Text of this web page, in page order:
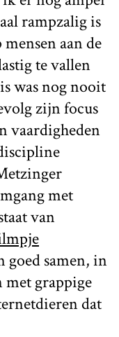
rampzalig is
aan de
te vallen
was nog nooit
zijn focus
vaardigheden
met
van
goed samen, in
grappige
dat